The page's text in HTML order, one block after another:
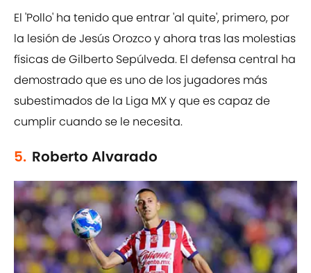
El 'Pollo' ha tenido que entrar 'al quite', primero, por
la lesión de Jesús Orozco y ahora tras las molestias
físicas de Gilberto Sepúlveda. El defensa central ha
demostrado que es uno de los jugadores más
subestimados de la Liga MX y que es capaz de
cumplir cuando se le necesita.
5. Roberto Alvarado